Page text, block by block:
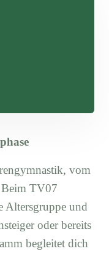
vom
Beim TV07
Altersgruppe und
oder bereits
begleitet dich